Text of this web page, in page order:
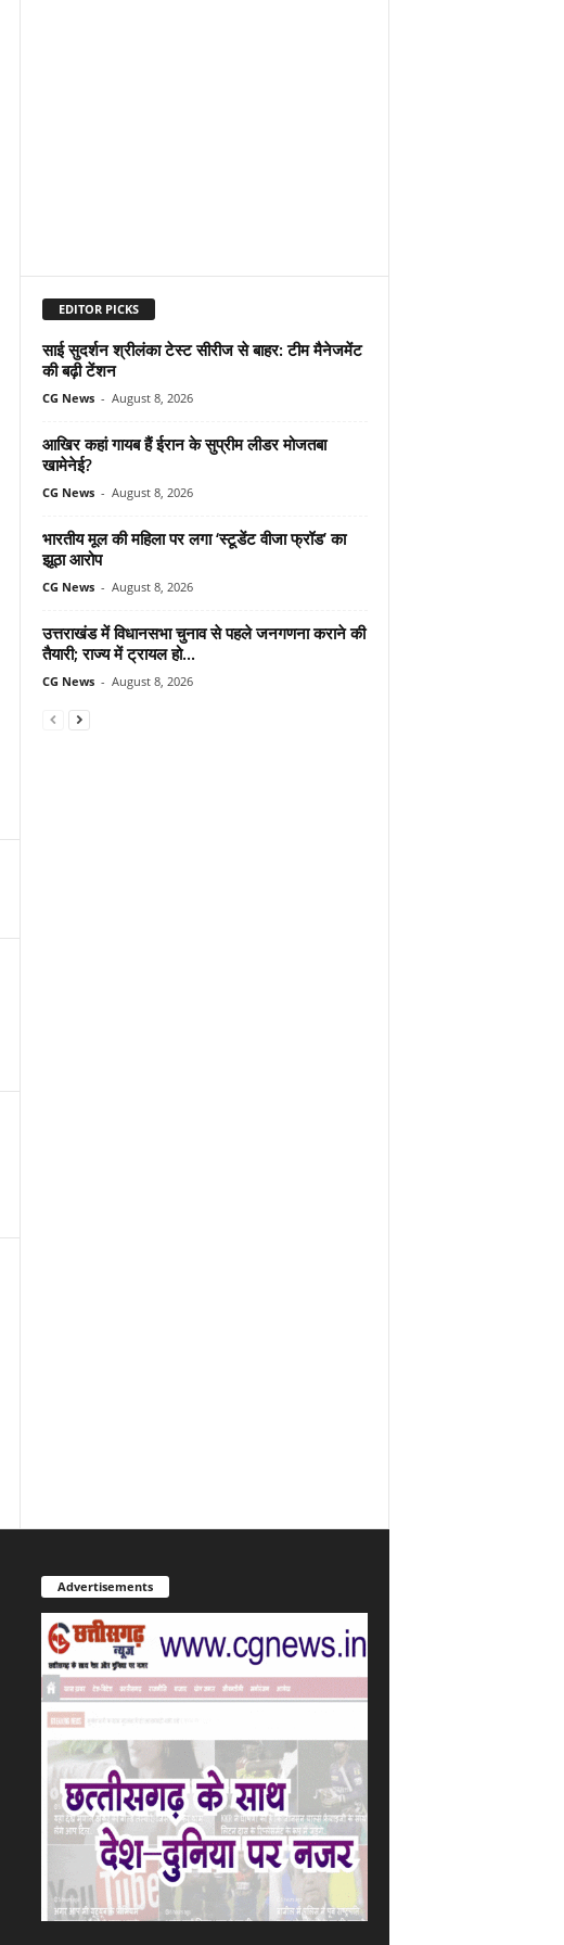
EDITOR PICKS
साई सुदर्शन श्रीलंका टेस्ट सीरीज से बाहर: टीम मैनेजमेंट
की बढ़ी टेंशन
CG News - August 8, 2026
आखिर कहां गायब हैं ईरान के सुप्रीम लीडर मोजतबा
खामेनेई?
CG News - August 8, 2026
भारतीय मूल की महिला पर लगा ‘स्टूडेंट वीजा फ्रॉड’ का
झूठा आरोप
CG News - August 8, 2026
उत्तराखंड में विधानसभा चुनाव से पहले जनगणना कराने की
तैयारी; राज्य में ट्रायल हो...
CG News - August 8, 2026
Advertisements